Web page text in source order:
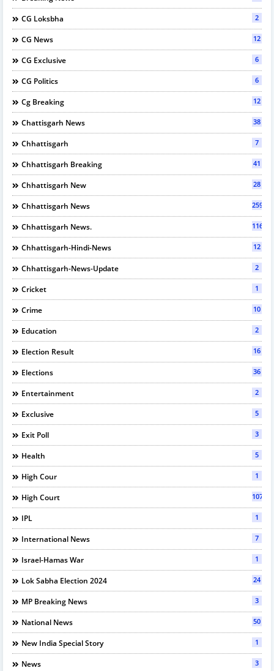
CG Loksbha 2
CG News 12
CG Exclusive 6
CG Politics 6
Cg Breaking 12
Chattisgarh News 38
Chhattisgarh 7
Chhattisgarh Breaking 41
Chhattisgarh New 28
Chhattisgarh News 2595
Chhattisgarh News. 116
Chhattisgarh-Hindi-News 12
Chhattisgarh-News-Update 2
Cricket 1
Crime 10
Education 2
Election Result 16
Elections 36
Entertainment 2
Exclusive 5
Exit Poll 3
Health 5
High Cour 1
High Court 107
IPL 1
International News 7
Israel-Hamas War 1
Lok Sabha Election 2024 24
MP Breaking News 3
National News 50
New India Special Story 1
News 3